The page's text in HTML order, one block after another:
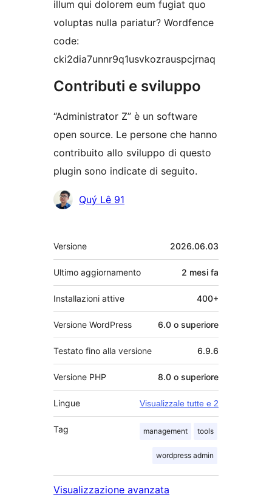
illum qui dolorem eum fugiat quo
voluptas nulla pariatur? Wordfence
code:
cki2dia7unnr9q1usvkozrauspcjrnaq
Contributi e sviluppo
“Administrator Z” è un software
open source. Le persone che hanno
contribuito allo sviluppo di questo
plugin sono indicate di seguito.
Collaboratori
Quý Lê 91
Meta
Versione 2026.06.03
Ultimo aggiornamento 2 mesi fa
Installazioni attive 400+
Versione WordPress 6.0 o superiore
Testato fino alla versione 6.9.6
Versione PHP 8.0 o superiore
Lingue Visualizzale tutte e 2
Tag management tools
wordpress admin
Visualizzazione avanzata